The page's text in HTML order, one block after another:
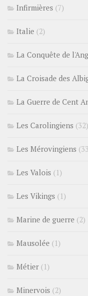
Infirmières (7)
Italie (2)
La Conquête de
La Croisade des
La Guerre de Cent
Les Carolingiens (32)
Les Mérovingiens
Les Valois (1)
Les Vikings (1)
Marine de guerre (2)
Mausolée (1)
Métier (1)
Minervois (2)